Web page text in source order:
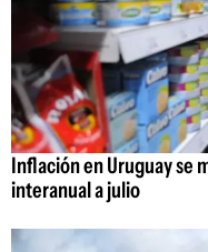
Inflación en Uruguay se
interanual a julio